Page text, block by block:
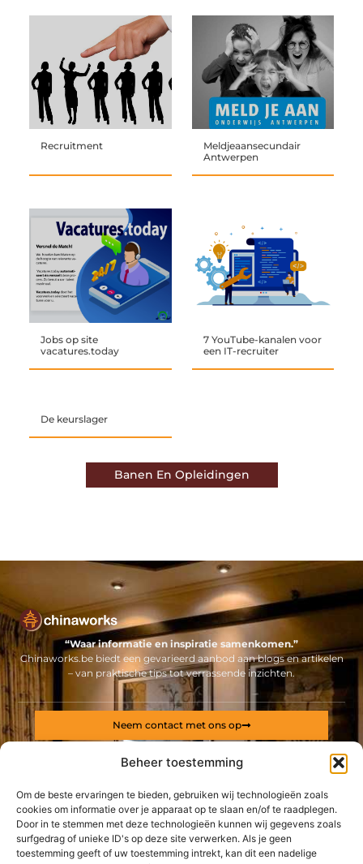
Beheer toestemming
Om de beste ervaringen te bieden, gebruiken wij technologieën zoals
cookies om informatie over je apparaat op te slaan en/of te raadplegen.
Door in te stemmen met deze technologieën kunnen wij gegevens zoals
surfgedrag of unieke ID's op deze site verwerken. Als je geen
toestemming geeft of uw toestemming intrekt, kan dit een nadelige
Recruitment
Meldjeaansecundair
Antwerpen
Jobs op site
vacatures.today
7 YouTube-kanalen voor
een IT-recruiter
De keurslager
Banen En Opleidingen
“Waar informatie en inspiratie samenkomen.”
Chinaworks.be biedt een gevarieerd aanbod aan blogs en artikelen
– van praktische tips tot verrassende inzichten.
De best gelezen stukken op een rij
Waarom een ergonomische bureaustoel essentieel is voor
een gezonde thuiswerkplek
Neem contact met ons op